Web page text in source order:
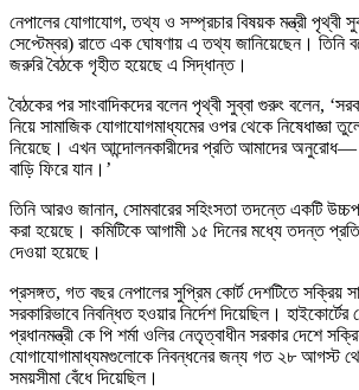
নেপালের যোগাযোগ, তথ্য ও সম্প্রচার বিষয়ক মন্ত্রী পৃথ্বী
সেপ্টেম্বর) রাতে এক ঘোষণায় এ তথ্য জানিয়েছেন। তিনি
জরুরি বৈঠকে গৃহীত হয়েছে এ সিদ্ধান্ত।
বৈঠকের পর সাংবাদিকদের বলেন পৃথ্বী সুব্বা গুরুং বলেন,
নিয়ে সামাজিক যোগাযোগমাধ্যমের ওপর থেকে নিষেধাজ্ঞা
নিয়েছে। এখন আন্দোলনকারীদের প্রতি আমাদের
বাড়ি ফিরে যান।’
তিনি আরও জানান, সোমবারের সহিংসতা তদন্তে একটি
করা হয়েছে। কমিটিকে আগামী ১৫ দিনের মধ্যে তদন্ত
দেওয়া হয়েছে।
প্রসঙ্গত, গত বছর নেপালের সুপ্রিম কোর্ট দেশটিতে সক্রিয়
সরকারিভাবে নিবন্ধিত হওয়ার নির্দেশ দিয়েছিল। হাইকোর্টের
প্রধানমন্ত্রী কে পি শর্মা ওলির নেতৃত্বাধীন সরকার দেশে
যোগাযোগামাধ্যমগুলোকে নিবন্ধনের জন্য গত ২৮ আগস্ট
সময়সীমা বেঁধে দিয়েছিল।